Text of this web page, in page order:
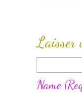
Laisser
Name